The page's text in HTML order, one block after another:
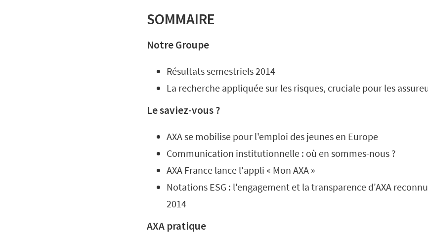
SOMMAIRE
Notre Groupe
Résultats semestriels 2014
La recherche appliquée sur les risques, cruciale pour les
Le saviez-vous ?
AXA se mobilise pour l'emploi des jeunes en Europe
Communication institutionnelle : où en sommes-nous ?
AXA France lance l'appli « Mon AXA »
Notations ESG : l'engagement et la transparence d'AXA
2014
AXA pratique